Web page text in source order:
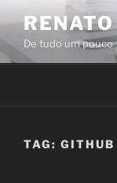
para
conteúdo
De tudo um pouco
TAG: GITHUB